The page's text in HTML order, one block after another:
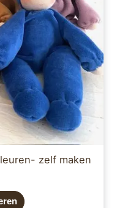
zelf maken
kan
gekozen
worden
op
de
productpagina